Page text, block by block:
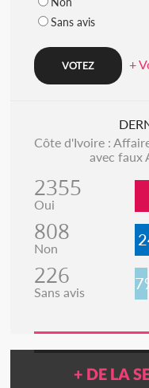
Sans avis
+
Côte d'Ivoire :
avec faux
2355
Oui
808
Non
226
Sans avis 7%
+ DE LA